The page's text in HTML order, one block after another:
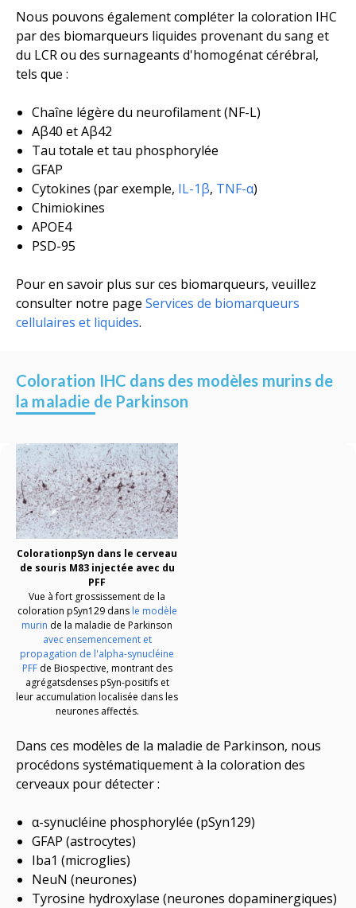
Nous pouvons également compléter la coloration IHC
par des biomarqueurs liquides provenant du sang et
du LCR ou des surnageants d'homogénat cérébral,
tels que :
Chaîne légère du neurofilament (NF-L)
Aβ40 et Aβ42
Tau totale et tau phosphorylée
GFAP
Cytokines (par exemple, IL-1β, TNF-α)
Chimiokines
APOE4
PSD-95
Pour en savoir plus sur ces biomarqueurs, veuillez
consulter notre page Services de biomarqueurs
cellulaires et liquides.
Coloration IHC dans des modèles murins de
la maladie de Parkinson
ColorationpSyn dans le cerveau
de souris M83 injectée avec du
PFF
Vue à fort grossissement de la
coloration pSyn129 dans le modèle
murin de la maladie de Parkinson
avec ensemencement et
propagation de l'alpha-synucléine
PFF de Biospective,montrant des
agrégatsdensespSyn-positifs et
leur accumulation localisée dans les
neurones affectés.
Dans ces modèles de la maladie de Parkinson, nous
procédons systématiquement à la coloration des
cerveaux pour détecter :
α-synucléine phosphorylée (pSyn129)
GFAP (astrocytes)
Iba1 (microglies)
NeuN (neurones)
Tyrosine hydroxylase (neurones dopaminergiques)